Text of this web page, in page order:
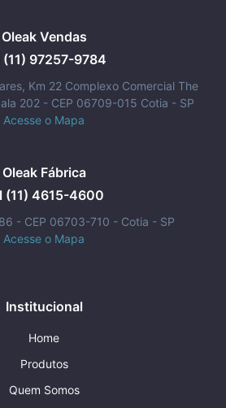
Oleak Vendas
(11) 97257-9784
Km 22 Complexo Comercial The
202 - CEP 06709-015 Cotia - SP
Acesse o Mapa
Oleak Fábrica
(11) 4615-4600
- CEP 06703-710 - Cotia - SP
Acesse o Mapa
Institucional
Home
Produtos
Quem Somos